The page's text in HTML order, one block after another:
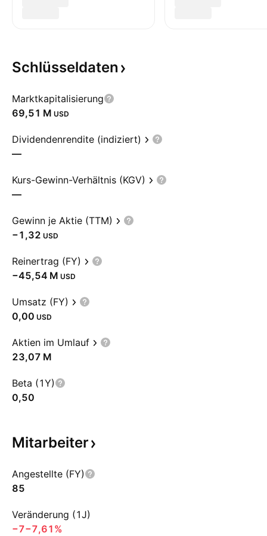
Schlüsseldaten
Marktkapitalisierung
‪69,51 M‬ USD
Dividendenrendite (indiziert)
—
Kurs-Gewinn-Verhältnis (KGV)
—
Gewinn je Aktie (TTM)
−1,32 USD
Reinertrag (FY)
‪−45,54 M‬ USD
Umsatz (FY)
0,00 USD
Aktien im Umlauf
‪23,07 M‬
Beta (1Y)
0,50
Mitarbeiter
Angestellte (FY)
85
Veränderung (1J)
−7−7,61%